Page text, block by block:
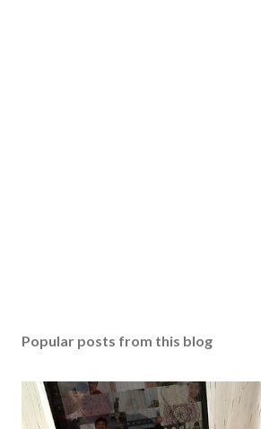
Popular posts from this blog